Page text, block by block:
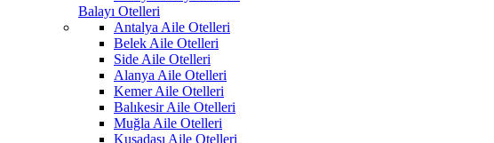
Balayı Otelleri
Antalya Aile Otelleri
Belek Aile Otelleri
Side Aile Otelleri
Alanya Aile Otelleri
Kemer Aile Otelleri
Balıkesir Aile Otelleri
Muğla Aile Otelleri
Kuşadası Aile Otelleri